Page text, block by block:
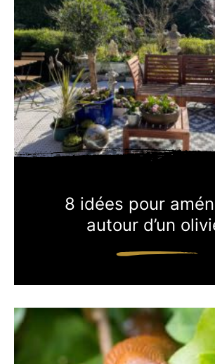
8 idées pour
autour d’un